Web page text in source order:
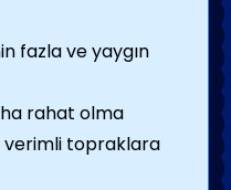
fazla ve yaygın
rahat olma
verimli topraklara